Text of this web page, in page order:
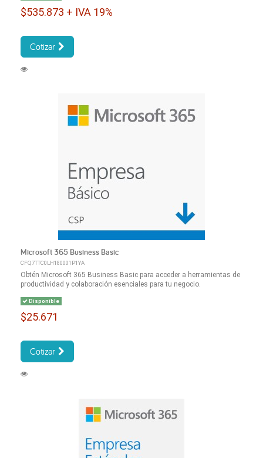
$535.873 + IVA 19%
Cotizar
Microsoft 365 Business Basic
CFQ7TTC0LH180001P1YA
Obtén Microsoft 365 Business Basic para acceder a herramientas de
productividad y colaboración esenciales para tu negocio.
Disponible
$25.671
Cotizar